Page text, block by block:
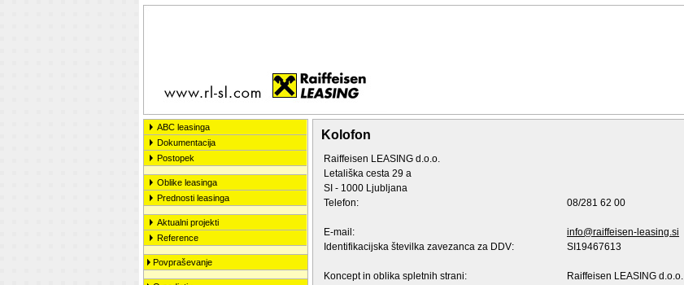
ABC leasinga
Dokumentacija
Postopek
Oblike leasinga
Prednosti leasinga
Aktualni projekti
Reference
Povpraševanje
Kolofon
Raiffeisen LEASING d.o.o.
Letališka cesta 29 a
SI - 1000 Ljubljana
Telefon:
08/281 62 00
E-mail:
info@raiffeisen-leasing.si
Identifikacijska številka zavezanca za DDV:
SI19467613
Koncept in oblika spletnih strani: Raiffeisen LEASING d.o.o.